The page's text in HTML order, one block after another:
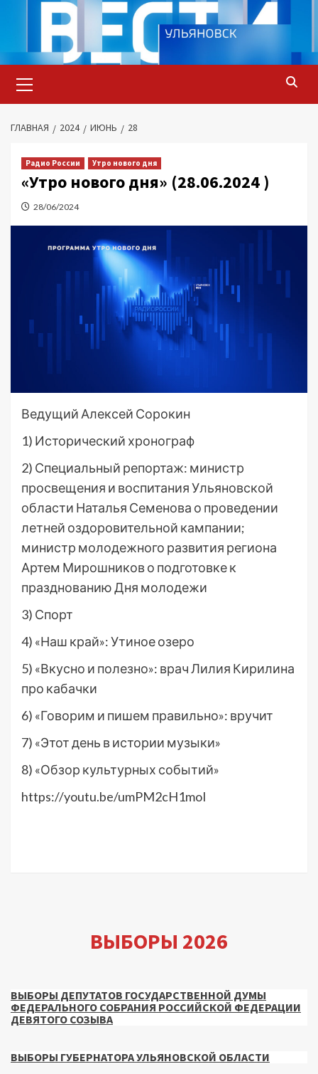
содержимому
меню
ГЛАВНАЯ 2024 ИЮНЬ 28
Радио России Утро нового дня
«Утро нового дня» (28.06.2024 )
28/06/2024
Ведущий Алексей Сорокин
1) Исторический хронограф
2) Специальный репортаж: министр
просвещения и воспитания Ульяновской
области Наталья Семенова о проведении
летней оздоровительной кампании;
министр молодежного развития региона
Артем Мирошников о подготовке к
празднованию Дня молодежи
3) Спорт
4) «Наш край»: Утиное озеро
5) «Вкусно и полезно»: врач Лилия Кирилина
про кабачки
6) «Говорим и пишем правильно»: вручит
7) «Этот день в истории музыки»
8) «Обзор культурных событий»
https://youtu.be/umPM2cH1moI
ВЫБОРЫ 2026
ВЫБОРЫ ДЕПУТАТОВ ГОСУДАРСТВЕННОЙ ДУМЫ
ФЕДЕРАЛЬНОГО СОБРАНИЯ РОССИЙСКОЙ ФЕДЕРАЦИИ
ДЕВЯТОГО СОЗЫВА
ВЫБОРЫ ГУБЕРНАТОРА УЛЬЯНОВСКОЙ ОБЛАСТИ